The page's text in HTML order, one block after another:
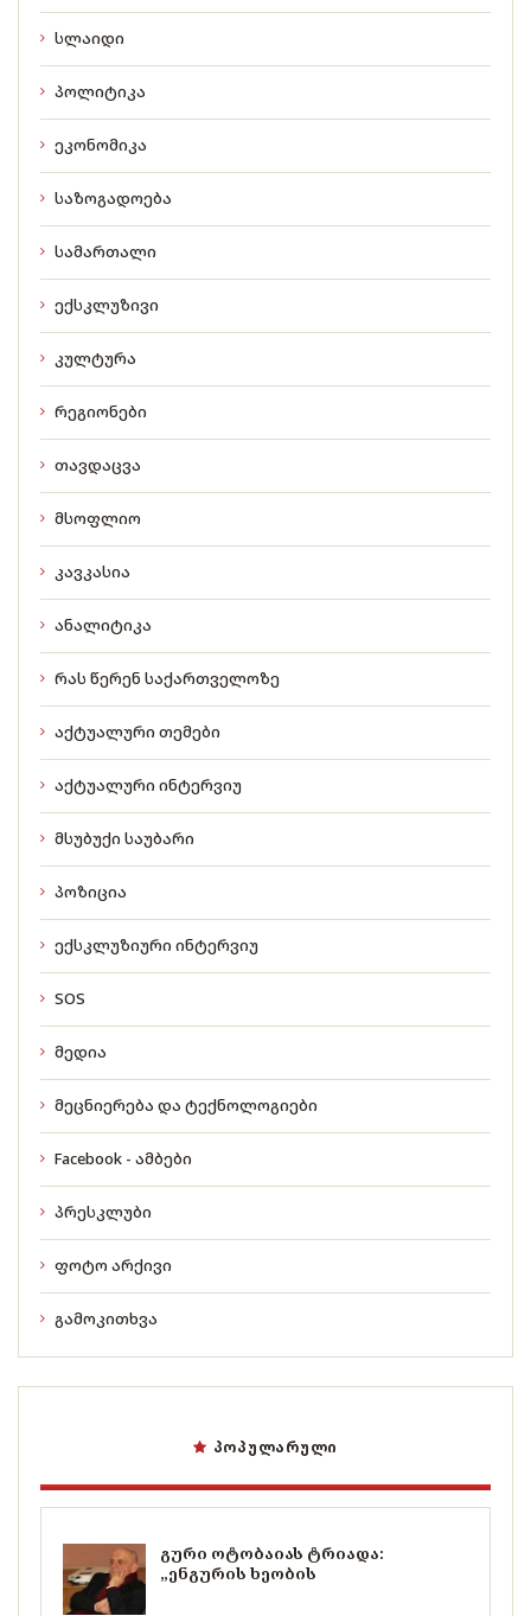
სლაიდი
პოლიტიკა
ეკონომიკა
საზოგადოება
სამართალი
ექსკლუზივი
კულტურა
რეგიონები
თავდაცვა
მსოფლიო
კავკასია
ანალიტიკა
რას წერენ საქართველოზე
აქტუალური თემები
აქტუალური ინტერვიუ
მსუბუქი საუბარი
პოზიცია
ექსკლუზიური ინტერვიუ
SOS
მედია
მეცნიერება და ტექნოლოგიები
Facebook - ამბები
პრესკლუბი
ფოტო არქივი
გამოკითხვა
ᲞᲝᲞᲣᲚᲐᲠᲣᲚᲘ
გური ოტობაიას ტრიადა:
„ენგურის ხეობის